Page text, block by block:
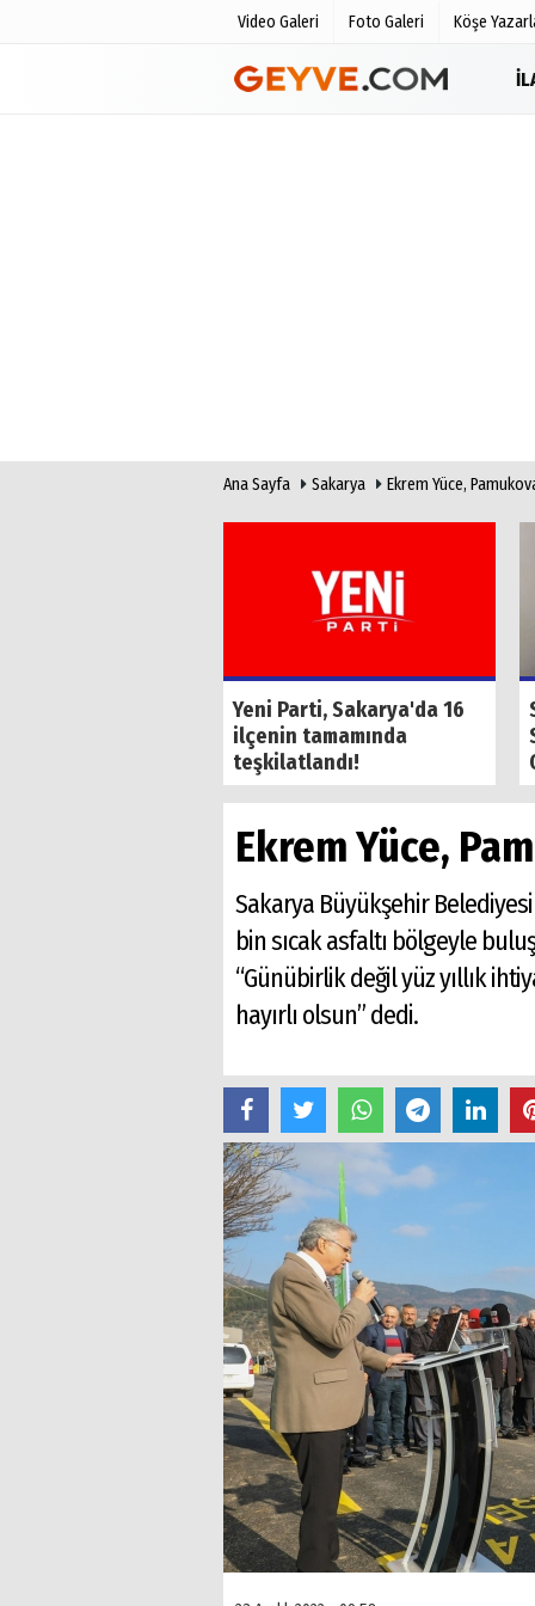
Video Galeri Foto Galeri Köşe
Ana Sayfa Sakarya Ekrem Yüce,
Yeni Parti, Sakarya'da 16
ilçenin tamamında
teşkilatlandı!
Ekrem Yüce,
Sakarya Büyükşehir
bin sıcak asfaltı bölgeyle
“Günübirlik değil yüz yıllık
hayırlı olsun” dedi.